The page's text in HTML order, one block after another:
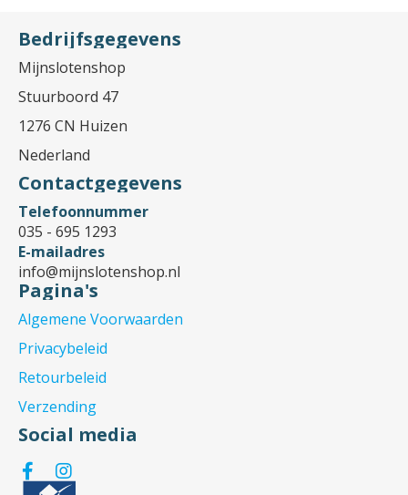
Bedrijfsgegevens
Mijnslotenshop
Stuurboord 47
1276 CN Huizen
Nederland
Contactgegevens
Telefoonnummer
035 - 695 1293
E-mailadres
info@mijnslotenshop.nl
Pagina's
Algemene Voorwaarden
Privacybeleid
Retourbeleid
Verzending
Social media